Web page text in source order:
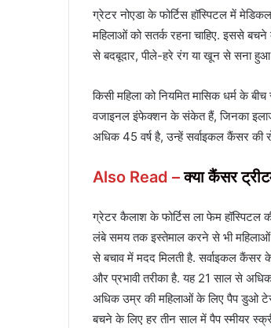
ग्रेटर नोएडा के फोर्टिस हॉस्पिटल में
महिलाओं को सतर्क रहना चाहिए. इससे
से बदबूदार, पीले-हरे रंग या खून से सना हुआ
किसी महिला को नियमित मासिक धर्म के
वजाइनल इंफेक्शन के संकेत हैं, जिनका
अधिक 45 वर्ष है, उन्हें सर्वाइकल कैंसर की
Also Read –क्‍या कैंसर
ग्रेटर कैलाश के फोर्टिस ला फेम हॉस्पिटल
लंबे समय तक इस्तेमाल करने से भी महिलाओं
से बचाव में मदद मिलती है. सर्वाइकल
और प्रभावी तरीका है. यह 21 साल से
अधिक उम्र की महिलाओं के लिए पैप डुओ
बचने के लिए हर तीन साल में पैप स्मीयर